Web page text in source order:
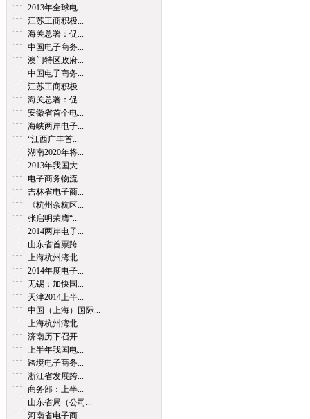
2013年全球电...
江苏工商积极...
海关总署：促...
中国电子商务...
澳门特区政府...
中国电子商务...
江苏工商积极...
海关总署：促...
安徽省首个电...
海峡两岸电子...
“江西广丰首...
湖南2020年将...
2013年我国大...
电子商务物流...
吉林省电子商...
《杭州余杭区...
张启明荣膺“...
2014两岸电子...
山东省首票跨...
上海杭州湾北...
2014年度电子...
无锡：加快国...
天津2014上半...
中国（上海）国际...
上海杭州湾北...
济南历下召开...
上半年我国电...
跨境电子商务...
浙江省发展跨...
商务部：上半...
山东省局（公司...
河南省电子商...